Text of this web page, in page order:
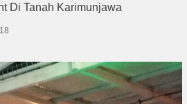
Di Tanah Karimunjawa
18